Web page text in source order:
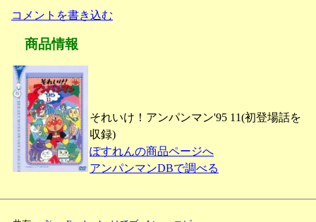
コメントを書き込む
商品情報
それいけ！アンパンマン'95 11(初登場話を
収録)
ぽすれんの商品ページへ
アンパンマンDBで調べる